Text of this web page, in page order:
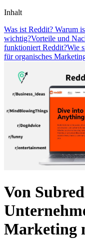
Inhalt
Was ist Reddit? Warum
wichtig?Vorteile und
funktioniert Reddit?Wie
für organisches
Von
Marketing